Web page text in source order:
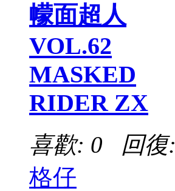
幪面超人
VOL.62
MASKED
RIDER ZX
喜歡: 0 回復:
格仔